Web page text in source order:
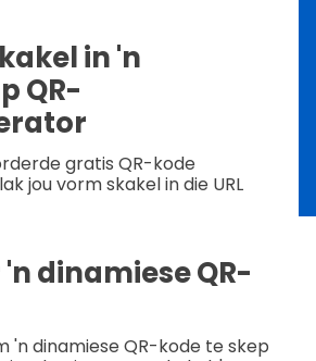
in 'n
QR-
gratis QR-kode
jou vorm skakel in die URL
dinamiese QR-
'n dinamiese QR-kode te skep